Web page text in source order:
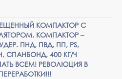
КОМПАКТОР С
КОМПАКТОР –
ПНД, ПВД, ПП, PS,
СПАНБОНД, 400 КГ/Ч
ВСЕМ! РЕВОЛЮЦИЯ В